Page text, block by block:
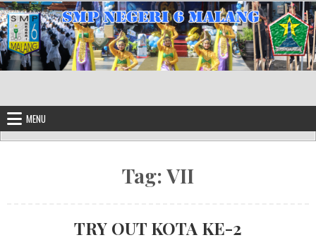
Skip to content
MENU
Tag:VII
TRY OUT KOTA KE-2